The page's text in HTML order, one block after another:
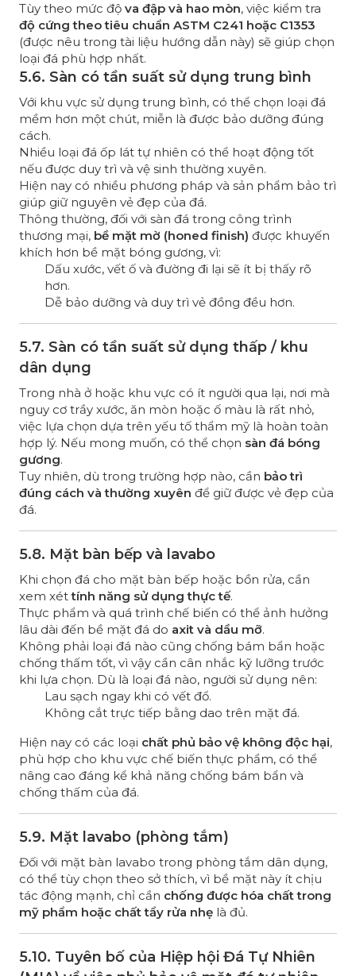
Tùy theo mức độ va đập và hao mòn, việc kiểm tra
độ cứng theo tiêu chuẩn ASTM C241 hoặc C1353
(được nêu trong tài liệu hướng dẫn này) sẽ giúp chọn
loại đá phù hợp nhất.
5.6. Sàn có tần suất sử dụng trung bình
Với khu vực sử dụng trung bình, có thể chọn loại đá
mềm hơn một chút, miễn là được bảo dưỡng đúng
cách.
Nhiều loại đá ốp lát tự nhiên có thể hoạt động tốt
nếu được duy trì và vệ sinh thường xuyên.
Hiện nay có nhiều phương pháp và sản phẩm bảo trì
giúp giữ nguyên vẻ đẹp của đá.
Thông thường, đối với sàn đá trong công trình
thương mại, bề mặt mờ (honed finish) được khuyến
khích hơn bề mặt bóng gương, vì:
Dấu xước, vết ố và đường đi lại sẽ ít bị thấy rõ
hơn.
Dễ bảo dưỡng và duy trì vẻ đồng đều hơn.
5.7. Sàn có tần suất sử dụng thấp / khu
dân dụng
Trong nhà ở hoặc khu vực có ít người qua lại, nơi mà
nguy cơ trầy xước, ăn mòn hoặc ố màu là rất nhỏ,
việc lựa chọn dựa trên yếu tố thẩm mỹ là hoàn toàn
hợp lý. Nếu mong muốn, có thể chọn sàn đá bóng
gương.
Tuy nhiên, dù trong trường hợp nào, cần bảo trì
đúng cách và thường xuyên để giữ được vẻ đẹp của
đá.
5.8. Mặt bàn bếp và lavabo
Khi chọn đá cho mặt bàn bếp hoặc bồn rửa, cần
xem xéttính năng sử dụng thực tế.
Thực phẩm và quá trình chế biến có thể ảnh hưởng
lâu dài đến bề mặt đá do axit và dầu mỡ.
Không phải loại đá nào cũng chống bám bẩn hoặc
chống thấm tốt, vì vậy cần cân nhắc kỹ lưỡng trước
khi lựa chọn. Dù là loại đá nào, người sử dụng nên:
Lau sạch ngay khi có vết đổ.
Không cắt trực tiếp bằng dao trên mặt đá.
Hiện nay có các loại chất phủ bảo vệ không độc hại,
phù hợp cho khu vực chế biến thực phẩm, có thể
nâng cao đáng kể khả năng chống bám bẩn và
chống thấm của đá.
5.9. Mặt lavabo (phòng tắm)
Đối với mặt bàn lavabo trong phòng tắm dân dụng,
có thể tùy chọn theo sở thích, vì bề mặt này ít chịu
tác động mạnh, chỉ cần chống được hóa chất trong
mỹ phẩm hoặc chất tẩy rửa nhẹ là đủ.
5.10. Tuyên bố của Hiệp hội Đá Tự Nhiên